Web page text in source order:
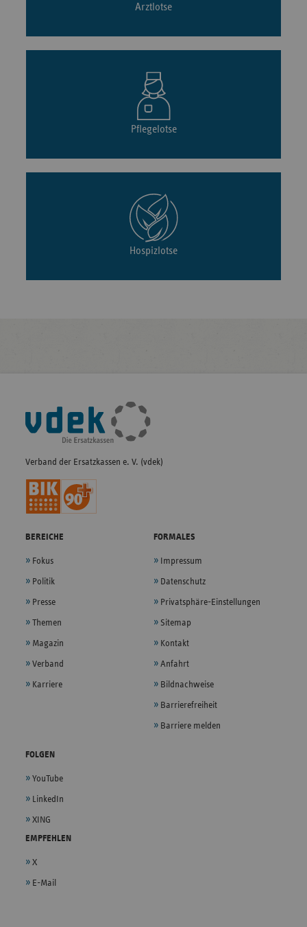
Arztlotse
Pflegelotse
Hospizlotse
Fußleisten-
Navigation
Verband der Ersatzkassen e. V. (vdek)
BEREICHE
Fokus
Politik
Presse
Themen
Magazin
Verband
Karriere
FORMALES
Impressum
Datenschutz
Privatsphäre-Einstellungen
Sitemap
Kontakt
Anfahrt
Bildnachweise
Barrierefreiheit
Barriere melden
FOLGEN
YouTube
LinkedIn
XING
EMPFEHLEN
X
E-Mail